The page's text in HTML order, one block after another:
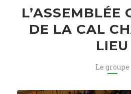
L’ASSEMBLÉE
DE LA CAL
LIEU
Le groupe